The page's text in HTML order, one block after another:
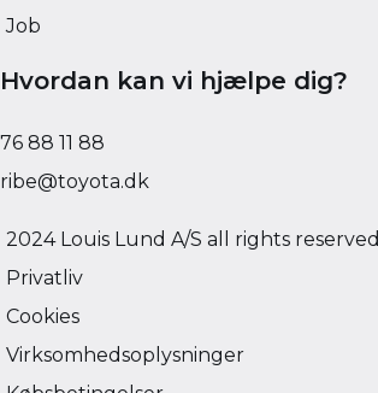
Job
Hvordan kan vi hjælpe dig?
76 88 11 88
ribe@toyota.dk
2024 Louis Lund A/S all rights reserved
Privatliv
Cookies
Virksomhedsoplysninger